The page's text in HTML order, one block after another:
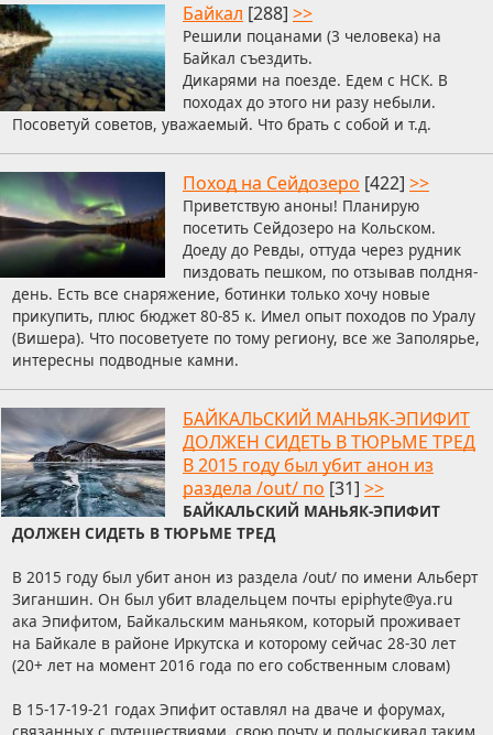
Байкал [288] >>
Решили поцанами (3 человека) на
Байкал съездить.
Дикарями на поезде. Едем с НСК. В
походах до этого ни разу небыли.
Посоветуй советов, уважаемый. Что брать с собой и т.д.
Поход на Сейдозеро [422] >>
Приветствую аноны! Планирую
посетить Сейдозеро на Кольском.
Доеду до Ревды, оттуда через рудник
пиздовать пешком, по отзывав полдня-
день. Есть все снаряжение, ботинки только хочу новые
прикупить, плюс бюджет 80-85 к. Имел опыт походов по Уралу
(Вишера). Что посоветуете по тому региону, все же Заполярье,
интересны подводные камни.
БАЙКАЛЬСКИЙ МАНЬЯК-ЭПИФИТ
ДОЛЖЕН СИДЕТЬ В ТЮРЬМЕ ТРЕД
В 2015 году был убит анон из
раздела /out/ по [31] >>
БАЙКАЛЬСКИЙ МАНЬЯК-ЭПИФИТ
ДОЛЖЕН СИДЕТЬ В ТЮРЬМЕ ТРЕД
В 2015 году был убит анон из раздела /out/ по имени Альберт
Зиганшин. Он был убит владельцем почты epiphyte
A
N
U
ya
P
U
N
T
ru
ака Эпифитом, Байкальским маньяком, который проживает
на Байкале в районе Иркутска и которому сейчас 28-30 лет
(20+ лет на момент 2016 года по его собственным словам)
В 15-17-19-21 годах Эпифит оставлял на дваче и форумах,